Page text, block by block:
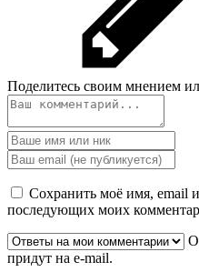
Поделитесь своим мнением
Сохранить моё имя, email и
последующих моих
придут на e-mail.